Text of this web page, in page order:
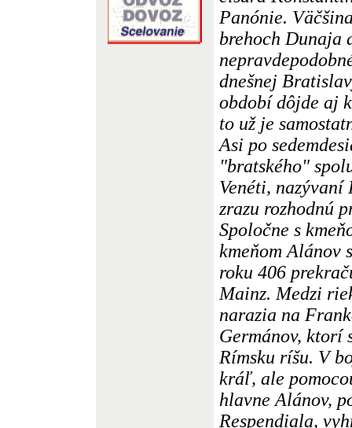
Panónie.
brehoch Dunaja
dnešnej
období dôjde aj
to už je
Asi po
"bratského"
Venéti, nazývaní
zrazu rozhodnú
Spoločne s
kmeňom Alánov
roku 406
Mainz. Medzi
narazia na
Germánov, ktorí
Rímsku ríšu. V
kráľ, ale
hlavne Alánov,
Respendiala,